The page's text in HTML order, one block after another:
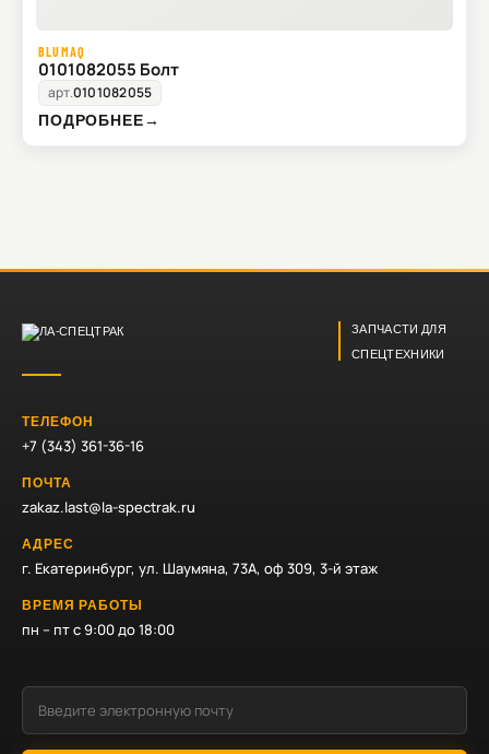
BLUMAQ
0101082055 Болт
арт.0101082055
ПОДРОБНЕЕ→
ЗАПЧАСТИ ДЛЯ
СПЕЦТЕХНИКИ
ТЕЛЕФОН
+7 (343) 361-36-16
ПОЧТА
zakaz.last@la-spectrak.ru
АДРЕС
г. Екатеринбург, ул. Шаумяна, 73А, оф 309, 3-й этаж
ВРЕМЯ РАБОТЫ
пн – пт с 9:00 до 18:00